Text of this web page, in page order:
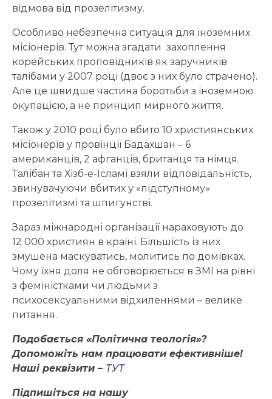
відмова від прозелітизму.
Особливо небезпечна ситуація для іноземних
місіонерів. Тут можна згадати захоплення
корейських проповідників як заручників
талібами у 2007 році (двоє з них було страчено).
Але це швидше частина боротьби з іноземною
окупацією, а не принцип мирного життя.
Також у 2010 році було вбито 10 християнських
місіонерів у провінції Бадахшан – 6
американців, 2 афганців, британця та німця.
Талібан та Хізб-е-Ісламі взяли відповідальність,
звинувачуючи вбитих у «підступному»
прозелітизмі та шпигунстві.
Зараз міжнародні організації нараховують до
12 000 християн в країні. Більшість із них
змушена маскуватись, молитись по домівках.
Чому їхня доля не обговорюється в ЗМІ на рівні
з феміністками чи людьми з
психосексуальними відхиленнями – велике
питання.
Подобається «Політична теологія»?
Допоможіть нам працювати ефективніше!
Наші реквізити – ТУТ
Підпишіться на нашу